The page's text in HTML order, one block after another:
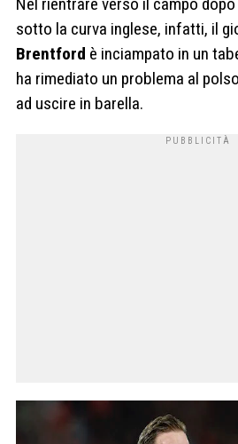
sotto la curva inglese, infatti, il
Brentford è inciampato in un
ha rimediato un problema al
ad uscire in barella.